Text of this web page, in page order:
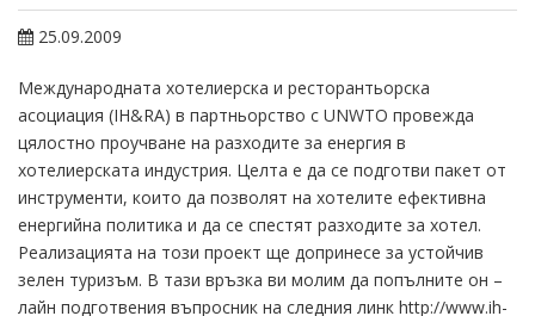
25.09.2009
Международната хотелиерска и ресторантьорска
асоциация (IH&RA) в партньорство с UNWTO провежда
цялостно проучване на разходите за енергия в
хотелиерската индустрия. Целта е да се подготви пакет от
инструменти, които да позволят на хотелите ефективна
енергийна политика и да се спестят разходите за хотел.
Реализацията на този проект ще допринесе за устойчив
зелен туризъм. В тази връзка ви молим да попълните он –
лайн подготвения въпросник на следния линк http://www.ih-